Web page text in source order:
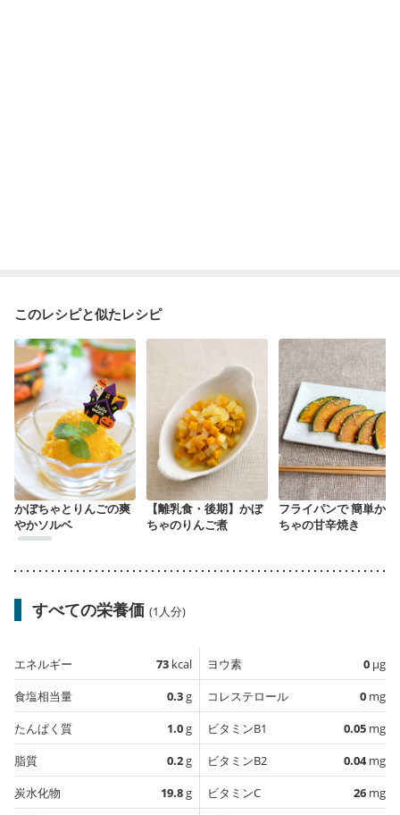
このレシピと似たレシピ
かぼちゃとりんごの爽
やかソルベ
【離乳食・後期】かぼ
ちゃのりんご煮
フライパンで 簡単かぼ
ちゃの甘辛焼き
すべての栄養価 (1人分)
エネルギー 73 kcal
食塩相当量
0.3g
たんぱく質
1.0g
脂質
0.2g
炭水化物
19.8g
ヨウ素 0 µg
コレステロール
0 mg
ビタミンB1
0.05 mg
ビタミンB2
0.04mg
ビタミンC
26 mg